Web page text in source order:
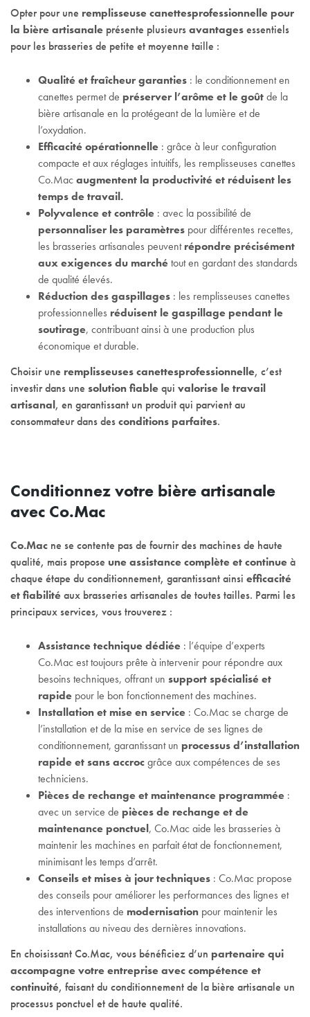
Opter pour une remplisseuse canettesprofessionnelle pour
la bière artisanale présente plusieursavantagesessentiels
pour les brasseries de petite et moyenne taille :
Qualité et fraîcheur garanties : le conditionnement en
canettes permet de préserver l’arôme et le goûtde la
bière artisanale en la protégeant de la lumière et de
l’oxydation.
Efficacité opérationnelle : grâce à leur configuration
compacte et aux réglages intuitifs, les remplisseuses canettes
Co.Macaugmentent la productivité et réduisent les
temps de travail.
Polyvalence et contrôle : avec la possibilité de
personnaliser les paramètres pour différentes recettes,
les brasseries artisanales peuventrépondre précisément
aux exigences du marchétout en gardant des standards
de qualité élevés.
Réduction des gaspillages : les remplisseuses canettes
professionnelles réduisent le gaspillage pendant le
soutirage, contribuant ainsi à une production plus
économique et durable.
Choisir une remplisseuses canettesprofessionnelle, c’est
investir dans une solution fiablequi valorise le travail
artisanal, en garantissant un produit qui parvient au
consommateur dans desconditions parfaites.
Conditionnez votre bière artisanale
avec Co.Mac
Co.Mac ne se contente pas de fournir des machines de haute
qualité, mais propose une assistance complète et continueà
chaque étape du conditionnement, garantissant ainsi efficacité
et fiabilitéaux brasseries artisanales de toutes tailles. Parmi les
principaux services, vous trouverez :
Assistance technique dédiée : l’équipe d’experts
Co.Mac est toujours prête à intervenir pour répondre aux
besoins techniques, offrant un support spécialisé et
rapide pour le bon fonctionnement des machines.
Installation et mise en service : Co.Mac se charge de
l’installation et de la mise en service de ses lignes de
conditionnement, garantissant un processus d’installation
rapide et sans accrocgrâce aux compétences de ses
techniciens.
Pièces de rechange et maintenance programmée :
avec un service de pièces de rechange et de
maintenance ponctuel, Co.Mac aide les brasseries à
maintenir les machines en parfait état de fonctionnement,
minimisant les temps d’arrêt.
Conseils et mises à jour techniques : Co.Mac propose
des conseils pour améliorer les performances des lignes et
des interventions de modernisation pour maintenir les
installations au niveau des dernières innovations.
En choisissant Co.Mac, vous bénéficiez d’un partenaire qui
accompagne votre entreprise avec compétence et
continuité, faisant du conditionnement de la bière artisanale un
processus ponctuel et de haute qualité.